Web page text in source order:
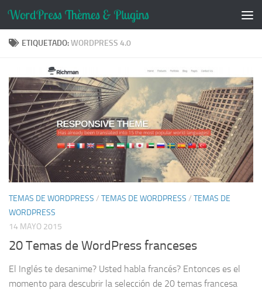
Saltar al contenido
ETIQUETADO:WORDPRESS 4.0
TEMAS DE WORDPRESS / TEMAS DE WORDPRESS / TEMAS DE
WORDPRESS
14 MAYO 2015
20 Temas de WordPress franceses
El Inglés te desanime? Usted habla francés? Entonces es el
momento para descubrir la selección de 20 temas francesa